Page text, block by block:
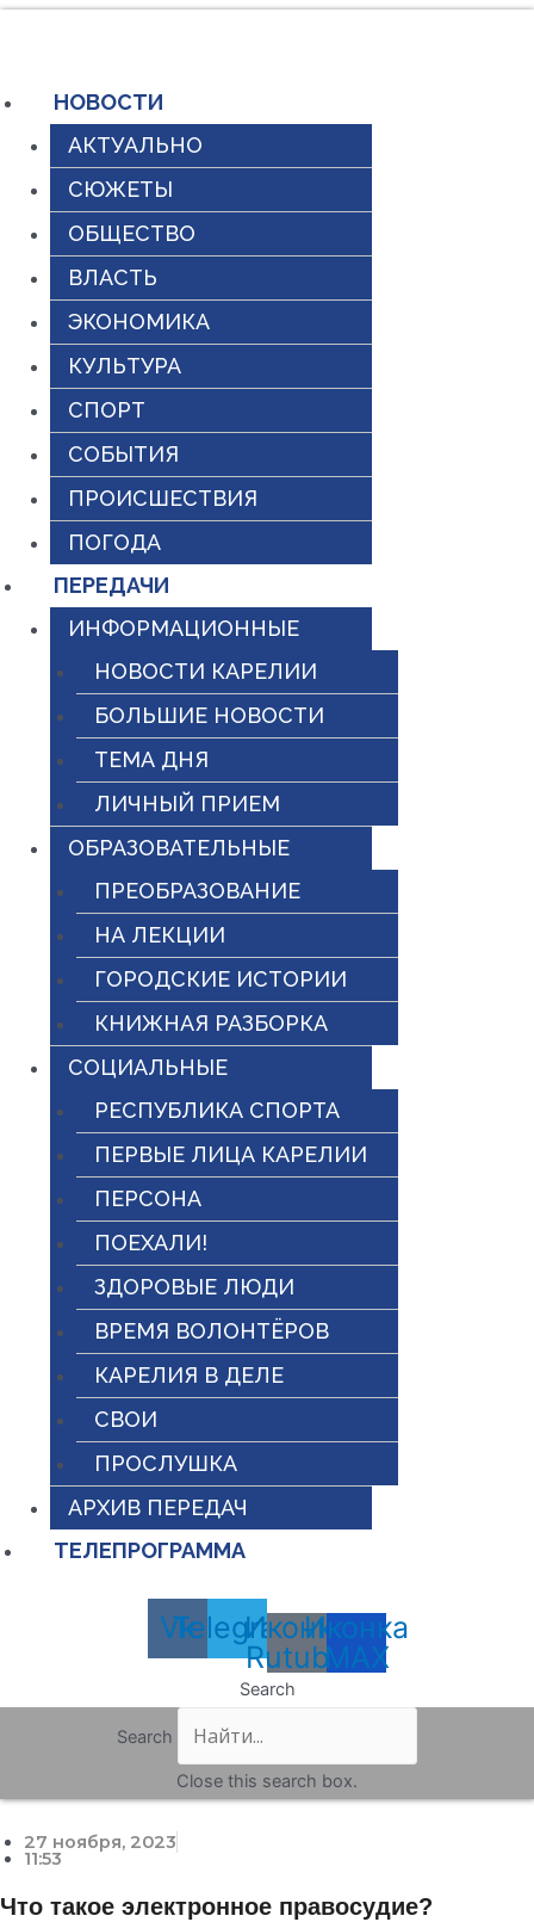
содержимому
НОВОСТИ
АКТУАЛЬНО
СЮЖЕТЫ
ОБЩЕСТВО
ВЛАСТЬ
ЭКОНОМИКА
КУЛЬТУРА
СПОРТ
СОБЫТИЯ
ПРОИСШЕСТВИЯ
ПОГОДА
ПЕРЕДАЧИ
ИНФОРМАЦИОННЫЕ
НОВОСТИ КАРЕЛИИ
БОЛЬШИЕ НОВОСТИ
ТЕМА ДНЯ
ЛИЧНЫЙ ПРИЕМ
ОБРАЗОВАТЕЛЬНЫЕ
ПРЕОБРАЗОВАНИЕ
НА ЛЕКЦИИ
ГОРОДСКИЕ ИСТОРИИ
КНИЖНАЯ РАЗБОРКА
СОЦИАЛЬНЫЕ
РЕСПУБЛИКА СПОРТА
ПЕРВЫЕ ЛИЦА КАРЕЛИИ
ПЕРСОНА
ПОЕХАЛИ!
ЗДОРОВЫЕ ЛЮДИ
ВРЕМЯ ВОЛОНТЁРОВ
КАРЕЛИЯ В ДЕЛЕ
СВОИ
ПРОСЛУШКА
АРХИВ ПЕРЕДАЧ
ТЕЛЕПРОГРАММА
Vk
Telegram
Иконка
Rutube
Иконка
MAX
Search
Search
Close this search box.
27 ноября, 2023
11:53
Что такое электронное правосудие?